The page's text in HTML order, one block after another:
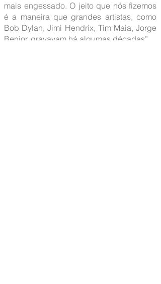
mais engessado. O jeito que nós fizemos
é a maneira que grandes artistas, como
Bob Dylan, Jimi Hendrix, Tim Maia, Jorge
Benjor, gravavam há algumas décadas”.